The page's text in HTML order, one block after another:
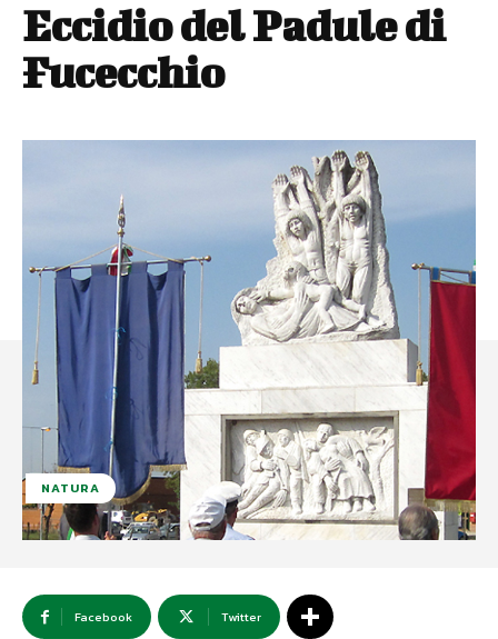
Eccidio del Padule di
Fucecchio
NATURA
Facebook Twitter